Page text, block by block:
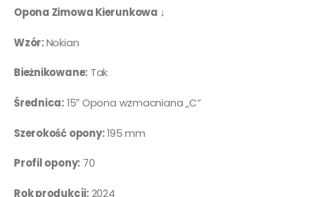
Opona Zimowa Kierunkowa ↓
Wzór:Nokian
Bieżnikowane: Tak
Średnica:15″ Opona wzmacniana „C”
Szerokość opony:195 mm
Profil opony: 70
Rok produkcji:2024